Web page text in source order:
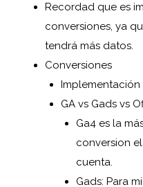
Recordad que es
conversiones, ya
tendrá más datos.
Conversiones
Implementación
GA vs Gads vs
Ga4 es la
conversion
cuenta.
Gads: Para